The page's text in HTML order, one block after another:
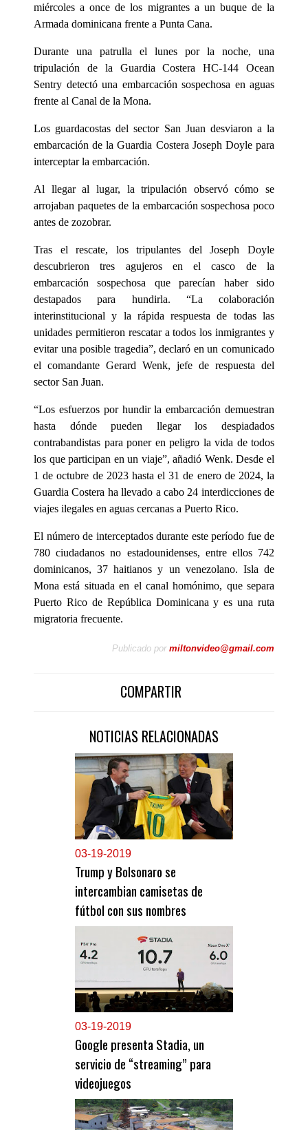
miércoles a once de los migrantes a un buque de la
Armada dominicana frente a Punta Cana.
Durante una patrulla el lunes por la noche, una
tripulación de la Guardia Costera HC-144 Ocean
Sentry detectó una embarcación sospechosa en aguas
frente al Canal de la Mona.
Los guardacostas del sector San Juan desviaron a la
embarcación de la Guardia Costera Joseph Doyle para
interceptar la embarcación.
Al llegar al lugar, la tripulación observó cómo se
arrojaban paquetes de la embarcación sospechosa poco
antes de zozobrar.
Tras el rescate, los tripulantes del Joseph Doyle
descubrieron tres agujeros en el casco de la
embarcación sospechosa que parecían haber sido
destapados para hundirla. “La colaboración
interinstitucional y la rápida respuesta de todas las
unidades permitieron rescatar a todos los inmigrantes y
evitar una posible tragedia”, declaró en un comunicado
el comandante Gerard Wenk, jefe de respuesta del
sector San Juan.
“Los esfuerzos por hundir la embarcación demuestran
hasta dónde pueden llegar los despiadados
contrabandistas para poner en peligro la vida de todos
los que participan en un viaje”, añadió Wenk. Desde el
1 de octubre de 2023 hasta el 31 de enero de 2024, la
Guardia Costera ha llevado a cabo 24 interdicciones de
viajes ilegales en aguas cercanas a Puerto Rico.
El número de interceptados durante este período fue de
780 ciudadanos no estadounidenses, entre ellos 742
dominicanos, 37 haitianos y un venezolano. Isla de
Mona está situada en el canal homónimo, que separa
Puerto Rico de República Dominicana y es una ruta
migratoria frecuente.
Publicado por miltonvideo@gmail.com
COMPARTIR
NOTICIAS RELACIONADAS
03-19-2019
Trump y Bolsonaro se
intercambian camisetas de
fútbol con sus nombres
03-19-2019
Google presenta Stadia, un
servicio de “streaming” para
videojuegos